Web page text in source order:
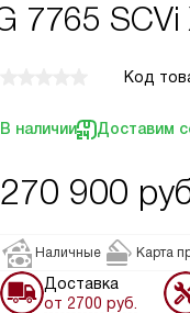
7765 SCVi
Код
В наличии Доставим
270 900
Наличные Карта
Доставка
от 2700 руб.